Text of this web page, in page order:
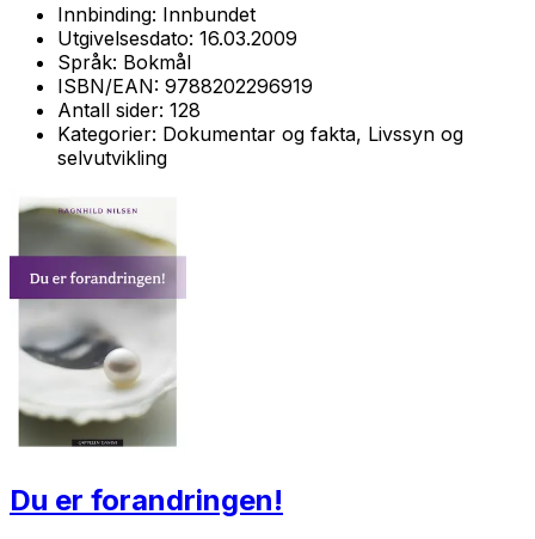
Innbinding: Innbundet
Utgivelsesdato: 16.03.2009
Språk: Bokmål
ISBN/EAN: 9788202296919
Antall sider: 128
Kategorier: Dokumentar og fakta, Livssyn og
selvutvikling
Du er forandringen!